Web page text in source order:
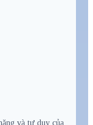
và tư duy của